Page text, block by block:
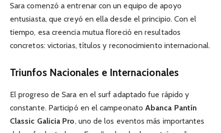
Sara comenzó a entrenar con un equipo de apoyo
entusiasta, que creyó en ella desde el principio. Con el
tiempo, esa creencia mutua floreció en resultados
concretos: victorias, títulos y reconocimiento internacional.
Triunfos Nacionales e Internacionales
El progreso de Sara en el surf adaptado fue rápido y
constante. Participó en el campeonato Abanca Pantín
Classic Galicia Pro, uno de los eventos más importantes